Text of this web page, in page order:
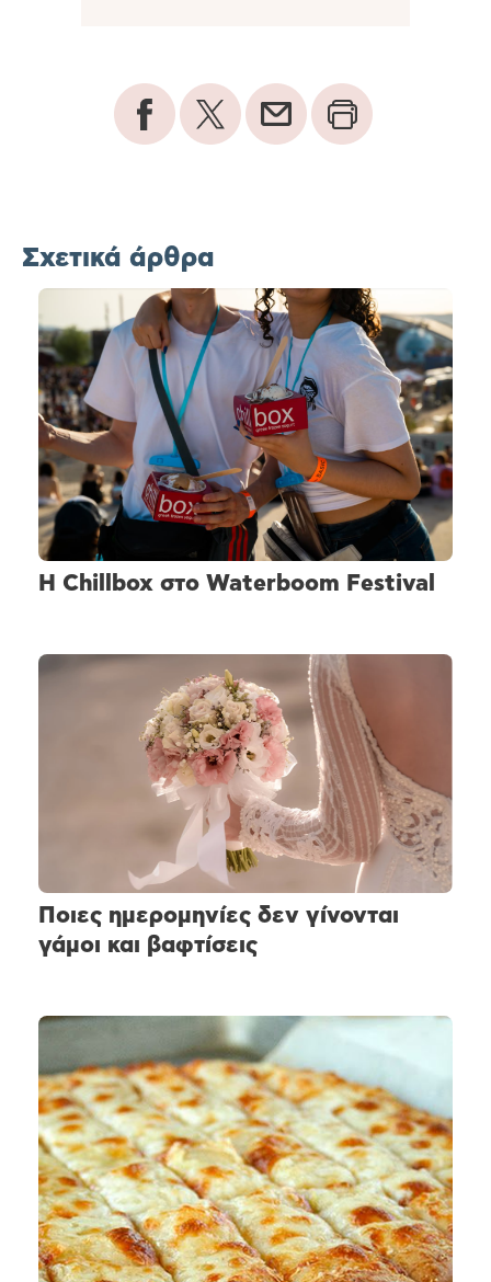
Σχετικά άρθρα
H Chillbox στο Waterboom Festival
Ποιες ημερομηνίες δεν γίνονται
γάμοι και βαφτίσεις